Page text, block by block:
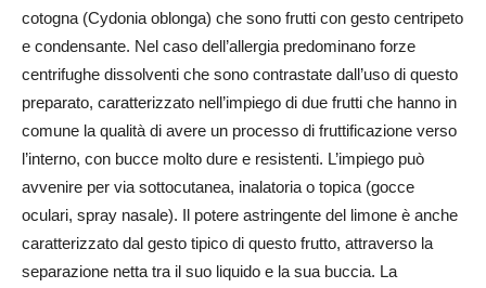
cotogna (Cydonia oblonga) che sono frutti con gesto centripeto
e condensante. Nel caso dell’allergia predominano forze
centrifughe dissolventi che sono contrastate dall’uso di questo
preparato, caratterizzato nell’impiego di due frutti che hanno in
comune la qualità di avere un processo di fruttificazione verso
l’interno, con bucce molto dure e resistenti. L’impiego può
avvenire per via sottocutanea, inalatoria o topica (gocce
oculari, spray nasale). Il potere astringente del limone è anche
caratterizzato dal gesto tipico di questo frutto, attraverso la
separazione netta tra il suo liquido e la sua buccia. La